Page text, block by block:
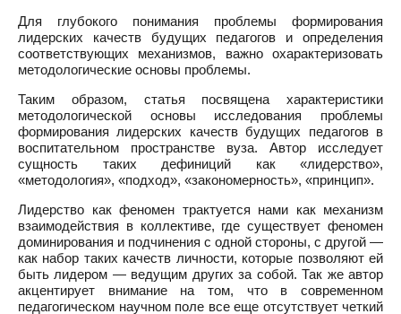
Для глубокого понимания проблемы формирования
лидерских качеств будущих педагогов и определения
соответствующих механизмов, важно охарактеризовать
методологические основы проблемы.
Таким образом, статья посвящена характеристики
методологической основы исследования проблемы
формирования лидерских качеств будущих педагогов в
воспитательном пространстве вуза. Автор исследует
сущность таких дефиниций как «лидерство»,
«методология», «подход», «закономерность», «принцип».
Лидерство как феномен трактуется нами как механизм
взаимодействия в коллективе, где существует феномен
доминирования и подчинения с одной стороны, с другой —
как набор таких качеств личности, которые позволяют ей
быть лидером — ведущим других за собой. Так же автор
акцентирует внимание на том, что в современном
педагогическом научном поле все еще отсутствует четкий